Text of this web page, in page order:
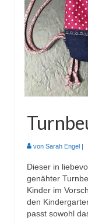
Winterzeit
Schals
Specials
Genäht
von Sarah Engel
Dieser in
genähter
Kinder im
den
passt sowohl